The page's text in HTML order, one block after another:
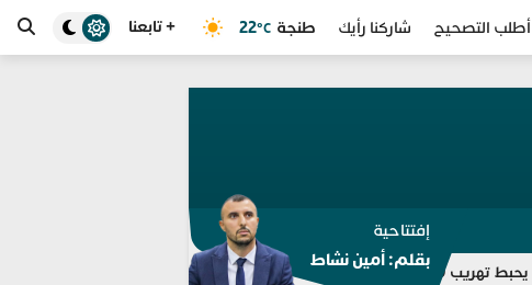
أطلب التصحيح شاركنا رأيك طنجة 22 °C + تابعنا
إفتتاحية
بقلم: أمين نشاط